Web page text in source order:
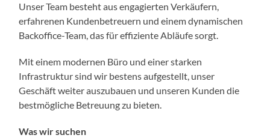
Unser Team besteht aus engagierten Verkäufern,
erfahrenen Kundenbetreuern und einem dynamischen
Backoffice-Team, das für effiziente Abläufe sorgt.
Mit einem modernen Büro und einer starken
Infrastruktur sind wir bestens aufgestellt, unser
Geschäft weiter auszubauen und unseren Kunden die
bestmögliche Betreuung zu bieten.
Was wir suchen